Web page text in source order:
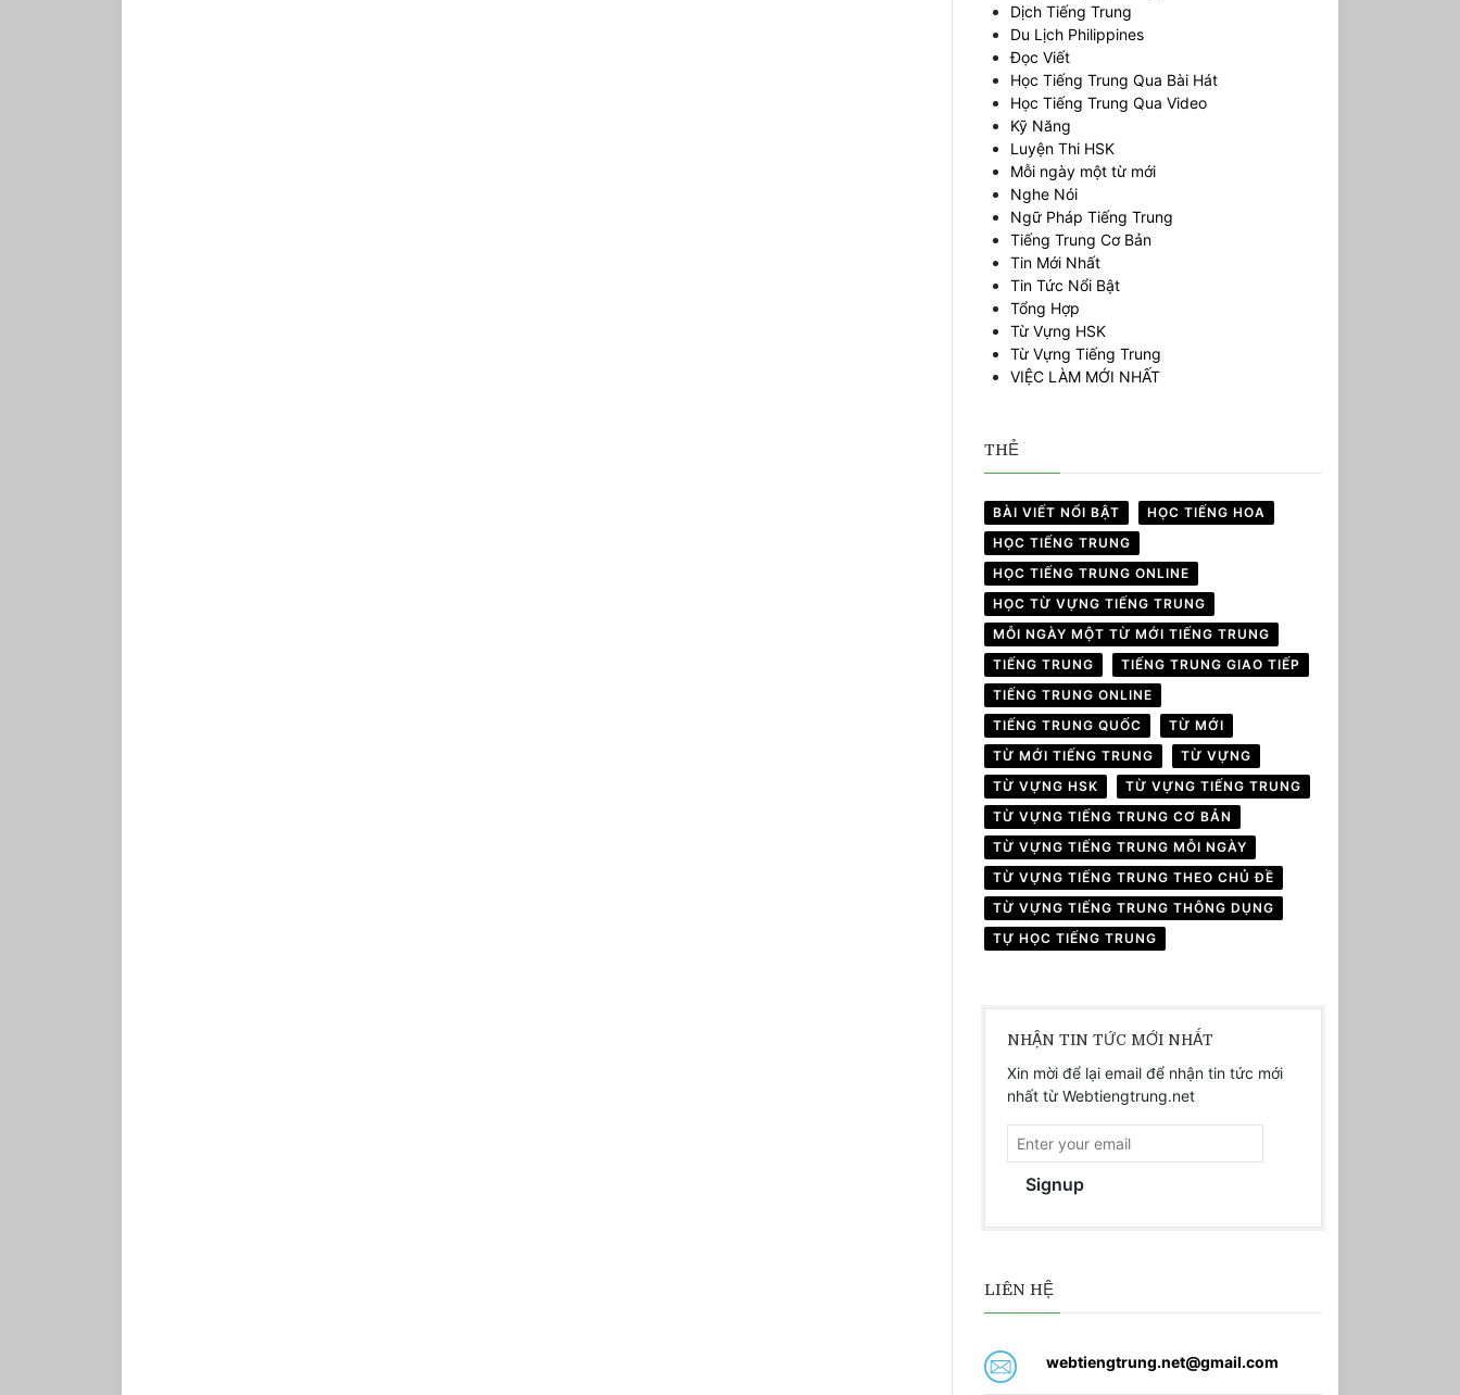
Dịch Tiếng Trung
Du Lịch Philippines
Đọc Viết
Học Tiếng Trung Qua Bài Hát
Học Tiếng Trung Qua Video
Kỹ Năng
Luyện Thi HSK
Mỗi ngày một từ mới
Nghe Nói
Ngữ Pháp Tiếng Trung
Tiếng Trung Cơ Bản
Tin Mới Nhất
Tin Tức Nổi Bật
Tổng Hợp
Từ Vựng HSK
Từ Vựng Tiếng Trung
VIỆC LÀM MỚI NHẤT
THẺ
BÀI VIẾT NỔI BẬT
HỌC TIẾNG HOA
HỌC TIẾNG TRUNG
HỌC TIẾNG TRUNG ONLINE
HỌC TỪ VỰNG TIẾNG TRUNG
MỖI NGÀY MỘT TỪ MỚI TIẾNG TRUNG
TIẾNG TRUNG
TIẾNG TRUNG GIAO TIẾP
TIẾNG TRUNG ONLINE
TIẾNG TRUNG QUỐC
TỪ MỚI
TỪ MỚI TIẾNG TRUNG
TỪ VỰNG
TỪ VỰNG HSK
TỪ VỰNG TIẾNG TRUNG
TỪ VỰNG TIẾNG TRUNG CƠ BẢN
TỪ VỰNG TIẾNG TRUNG MỖI NGÀY
TỪ VỰNG TIẾNG TRUNG THEO CHỦ ĐỀ
TỪ VỰNG TIẾNG TRUNG THÔNG DỤNG
TỰ HỌC TIẾNG TRUNG
NHẬN TIN TỨC MỚI NHẤT
Xin mời để lại email để nhận tin tức mới
nhất từ Webtiengtrung.net
Signup
LIÊN HỆ
webtiengtrung.net@gmail.com